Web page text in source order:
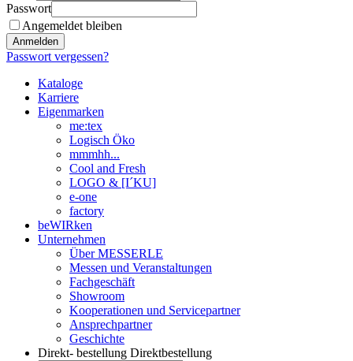
Passwort
Angemeldet bleiben
Anmelden
Passwort vergessen?
Kataloge
Karriere
Eigenmarken
me:tex
Logisch Öko
mmmhh...
Cool and Fresh
LOGO & [I´KU]
e-one
factory
beWIRken
Unternehmen
Über MESSERLE
Messen und Veranstaltungen
Fachgeschäft
Showroom
Kooperationen und Servicepartner
Ansprechpartner
Geschichte
Direkt- bestellung Direktbestellung